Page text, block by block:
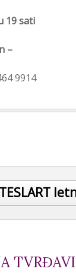
19 sati
–
9914
TESLART